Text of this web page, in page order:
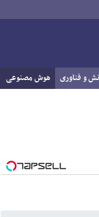
و فناوری هوش مصنوعی